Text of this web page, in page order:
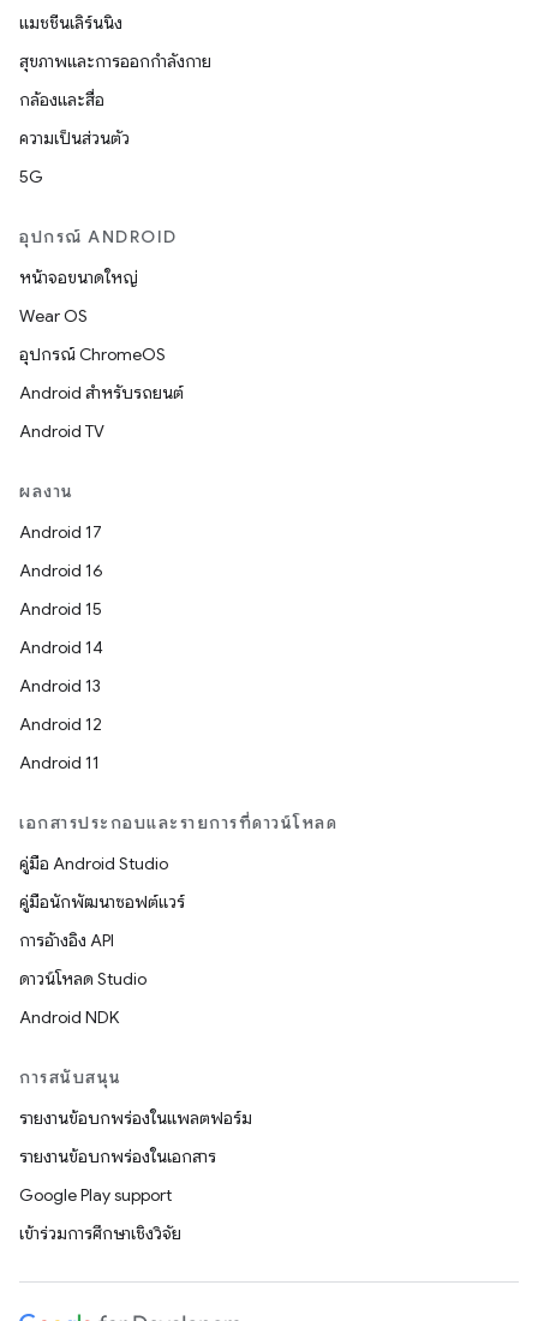
แมชชีนเลิร์นนิง
สุขภาพและการออกกำลังกาย
กล้องและสื่อ
ความเป็นส่วนตัว
5G
อุปกรณ์ ANDROID
หน้าจอขนาดใหญ่
Wear OS
อุปกรณ์ ChromeOS
Android สำหรับรถยนต์
Android TV
ผลงาน
Android 17
Android 16
Android 15
Android 14
Android 13
Android 12
Android 11
เอกสารประกอบและรายการที่ดาวน์โหลด
คู่มือ Android Studio
คู่มือนักพัฒนาซอฟต์แวร์
การอ้างอิง API
ดาวน์โหลด Studio
Android NDK
การสนับสนุน
รายงานข้อบกพร่องในแพลตฟอร์ม
รายงานข้อบกพร่องในเอกสาร
Google Play support
เข้าร่วมการศึกษาเชิงวิจัย